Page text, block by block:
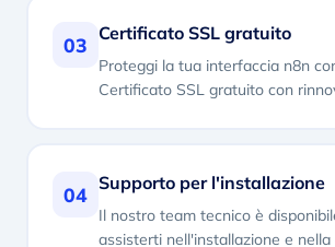
03 Certificato SSL gratuito
Proteggi la tua interfaccia n8n
Certificato SSL gratuito con
04 Supporto per l'installazione
Il nostro team tecnico è
assisterti nell'installazione e